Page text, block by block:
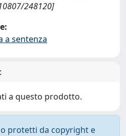
248120]
a sentenza
a questo prodotto.
protetti da copyright e